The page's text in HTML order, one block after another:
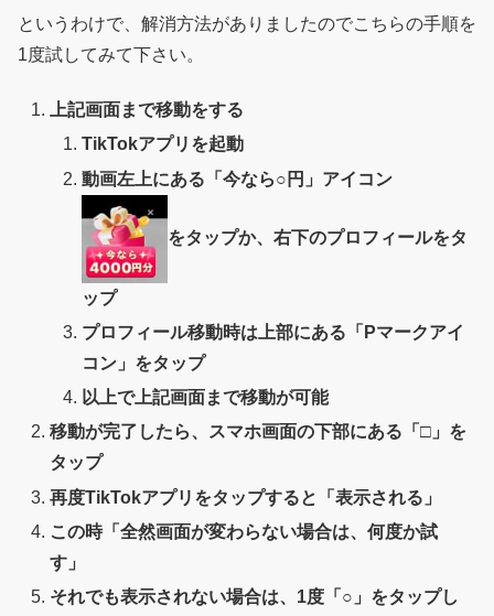
というわけで、解消方法がありましたのでこちらの手順を
1度試してみて下さい。
上記画面まで移動をする
TikTokアプリを起動
動画左上にある「今なら○円」アイコン
をタップか、右下のプロフィールをタ
ップ
プロフィール移動時は上部にある「Pマークアイ
コン」をタップ
以上で上記画面まで移動が可能
移動が完了したら、スマホ画面の下部にある「□」を
タップ
再度TikTokアプリをタップすると「表示される」
この時「全然画面が変わらない場合は、何度か試
す」
それでも表示されない場合は、1度「○」をタップし